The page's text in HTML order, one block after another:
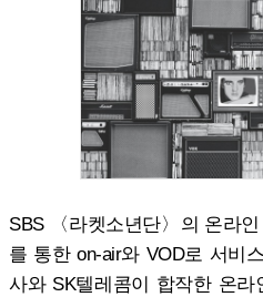
SBS 〈라켓소년단〉의 온라
를 통한 on-air와 VOD로 서비
사와 SK텔레콤이 합작한 온라